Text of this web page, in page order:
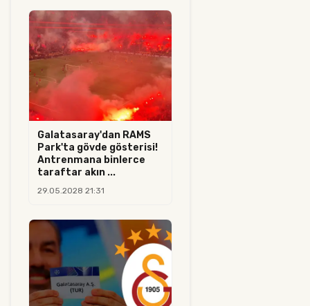
Galatasaray'dan RAMS
Park'ta gövde gösterisi!
Antrenmana binlerce
taraftar akın ...
29.05.2028 21:31